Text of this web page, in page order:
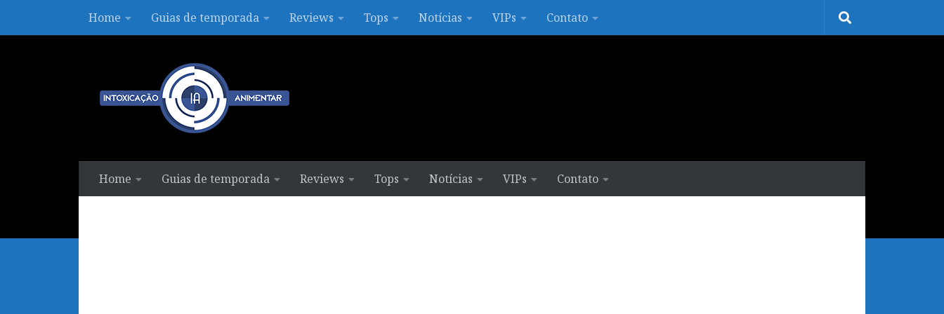
Skip to contentHome Guias de temporada Reviews Tops Notícias VIPs Contato
Home Guias de temporada Reviews Tops Notícias VIPs Contato